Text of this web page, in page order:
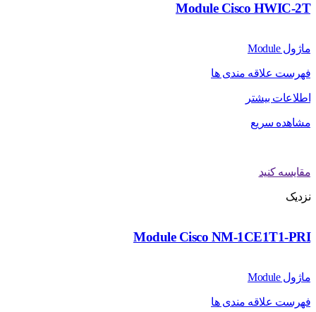
Module Cisco HWIC-2T
ماژول Module
فهرست علاقه مندی ها
اطلاعات بیشتر
مشاهده سریع
مقایسه کنید
نزدیک
Module Cisco NM-1CE1T1-PRI
ماژول Module
فهرست علاقه مندی ها